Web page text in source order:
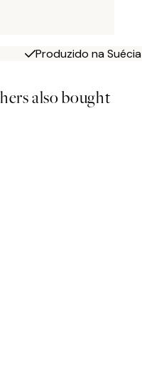
Produzido na Suécia
also bought